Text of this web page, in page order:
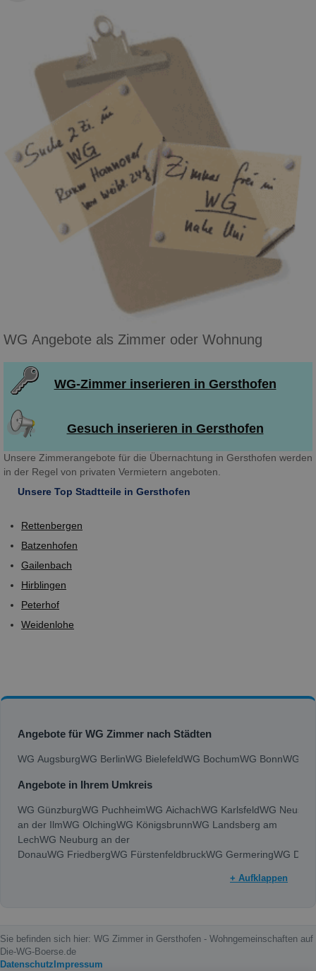
WG Angebote als Zimmer oder Wohnung
WG-Zimmer inserieren in Gersthofen
Gesuch inserieren in Gersthofen
Unsere Zimmerangebote für die Übernachtung in Gersthofen werden
in der Regel von privaten Vermietern angeboten.
Unsere Top Stadtteile in Gersthofen
Rettenbergen
Batzenhofen
Gailenbach
Hirblingen
Peterhof
Weidenlohe
Angebote für WG Zimmer nach Städten
WG AugsburgWG BerlinWG BielefeldWG BochumWG BonnWG
Angebote in Ihrem Umkreis
WG GünzburgWG PuchheimWG AichachWG KarlsfeldWG Neusäß
an der IlmWG OlchingWG KönigsbrunnWG Landsberg am
LechWG Neuburg an der
DonauWG FriedbergWG FürstenfeldbruckWG GermeringWG
+ Aufklappen
Sie befinden sich hier: WG Zimmer in Gersthofen - Wohngemeinschaften auf
Die-WG-Boerse.de
Datenschutz Impressum